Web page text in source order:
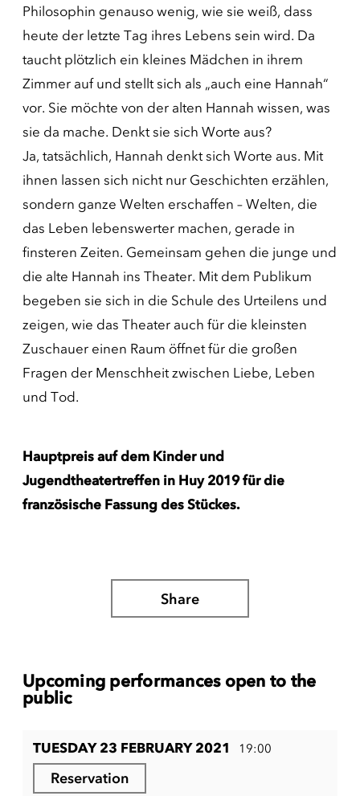
Philosophin genauso wenig, wie sie weiß, dass
heute der letzte Tag ihres Lebens sein wird. Da
taucht plötzlich ein kleines Mädchen in ihrem
Zimmer auf und stellt sich als „auch eine Hannah“
vor. Sie möchte von der alten Hannah wissen, was
sie da mache. Denkt sie sich Worte aus?
Ja, tatsächlich, Hannah denkt sich Worte aus. Mit
ihnen lassen sich nicht nur Geschichten erzählen,
sondern ganze Welten erschaffen – Welten, die
das Leben lebenswerter machen, gerade in
finsteren Zeiten. Gemeinsam gehen die junge und
die alte Hannah ins Theater. Mit dem Publikum
begeben sie sich in die Schule des Urteilens und
zeigen, wie das Theater auch für die kleinsten
Zuschauer einen Raum öffnet für die großen
Fragen der Menschheit zwischen Liebe, Leben
und Tod.
Hauptpreis auf dem Kinder und
Jugendtheatertreffen in Huy 2019 für die
französische Fassung des Stückes.
Share
Upcoming performances open to the
public
TUESDAY 23 FEBRUARY 2021 19:00
Reservation